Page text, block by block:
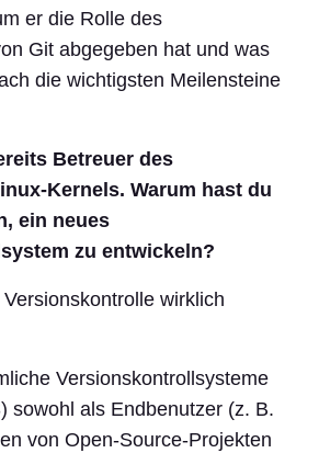
er die Rolle des
Git abgegeben hat und was
die wichtigsten Meilensteine
Betreuer des
Kernels. Warum hast du
ein neues
zu entwickeln?
wirklich
Versionskontrollsysteme
sowohl als Endbenutzer (z. B.
von Open-Source-Projekten